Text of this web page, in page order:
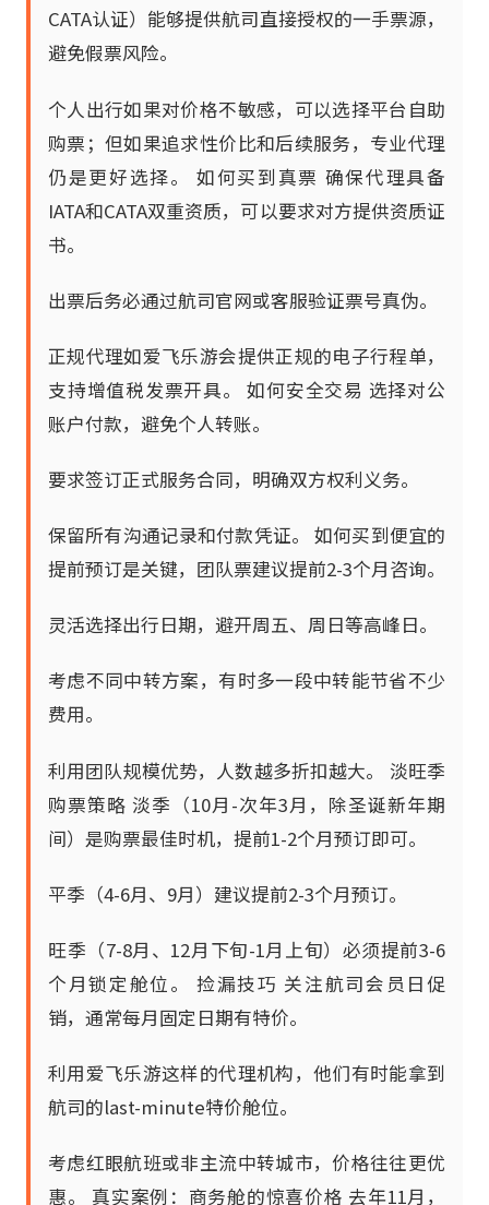
CATA认证）能够提供航司直接授权的一手票源，
避免假票风险。
个人出行如果对价格不敏感，可以选择平台自助
购票；但如果追求性价比和后续服务，专业代理
仍是更好选择。 如何买到真票 确保代理具备
IATA和CATA双重资质，可以要求对方提供资质证
书。
出票后务必通过航司官网或客服验证票号真伪。
正规代理如爱飞乐游会提供正规的电子行程单，
支持增值税发票开具。 如何安全交易 选择对公
账户付款，避免个人转账。
要求签订正式服务合同，明确双方权利义务。
保留所有沟通记录和付款凭证。 如何买到便宜的
提前预订是关键，团队票建议提前2-3个月咨询。
灵活选择出行日期，避开周五、周日等高峰日。
考虑不同中转方案，有时多一段中转能节省不少
费用。
利用团队规模优势，人数越多折扣越大。 淡旺季
购票策略 淡季（10月-次年3月，除圣诞新年期
间）是购票最佳时机，提前1-2个月预订即可。
平季（4-6月、9月）建议提前2-3个月预订。
旺季（7-8月、12月下旬-1月上旬）必须提前3-6
个月锁定舱位。 捡漏技巧 关注航司会员日促
销，通常每月固定日期有特价。
利用爱飞乐游这样的代理机构，他们有时能拿到
航司的last-minute特价舱位。
考虑红眼航班或非主流中转城市，价格往往更优
惠。 真实案例：商务舱的惊喜价格 去年11月，